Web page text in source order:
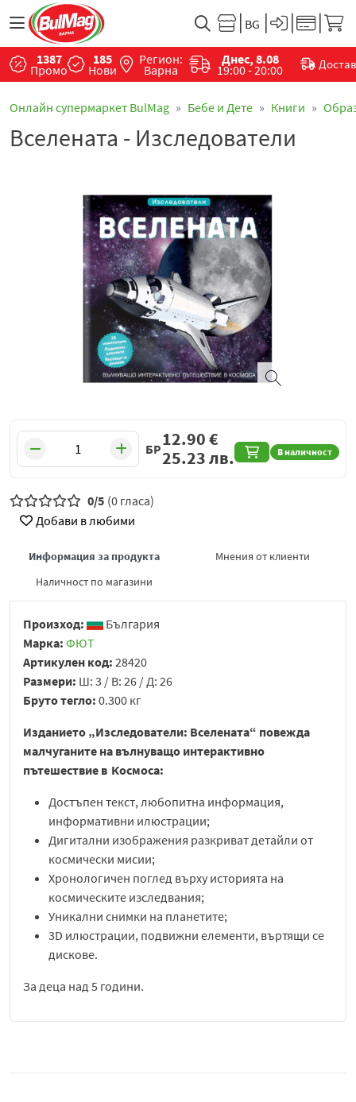
1387
Промо
185
Нови
Регион:
Варна
Днес, 8.08
19:00 - 20:00
Онлайн супермаркет BulMag Бебе и Дете Книги
Вселената - Изследователи
БР В наличност
12.90€
25.23лв.
0/5 (0 гласа)
Добави в любими
Информация за продукта
Мнения от клиенти
Наличност по магазини
Произход:
България
Марка: ФЮТ
Артикулен код: 28420
Размери: Ш: 3 / В: 26 / Д: 26
Бруто тегло: 0.300 кг
Изданието „Изследователи: Вселената“ повежда
малчуганите на вълнуващо интерактивно
пътeшествие в Космоса:
Достъпен текст, любопитна информация,
информативни илюстрации;
Дигитални изображения разкриват детайли от
космически мисии;
Хронологичен поглед върху историята на
космическите изследвания;
Уникални снимки на планетите;
3D илюстрации, подвижни елементи, въртящи се
дискове.
За деца над 5 години.